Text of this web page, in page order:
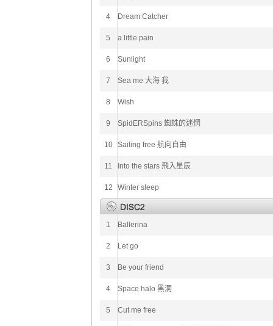
4 Dream Catcher
5 a little pain
6 Sunlight
7 Sea me 大海 我
8 Wish
9 SpidERSpins 蜘蛛的迷惘
10 Sailing free 航向自由
11 Into the stars 飛入星辰
12 Winter sleep
1 Ballerina
2 Let go
3 Be your friend
4 Space halo 黑洞
5 Cut me free